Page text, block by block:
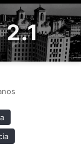
2.1